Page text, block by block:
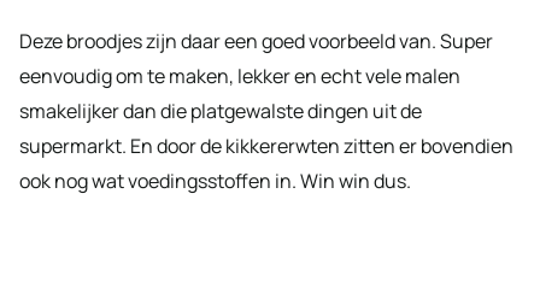
Deze broodjes zijn daar een goed voorbeeld van. Super
eenvoudig om te maken, lekker en echt vele malen
smakelijker dan die platgewalste dingen uit de
supermarkt. En door de kikkererwten zitten er bovendien
ook nog wat voedingsstoffen in. Win win dus.